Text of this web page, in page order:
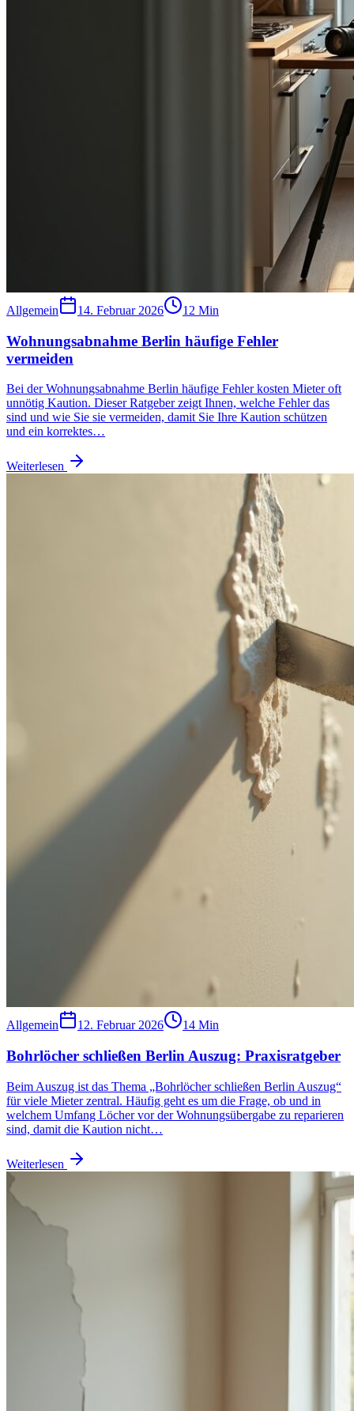
Allgemein 14. Februar 2026 12 Min
Wohnungsabnahme Berlin häufige Fehler
vermeiden
Bei der Wohnungsabnahme Berlin häufige Fehler kosten Mieter oft
unnötig Kaution. Dieser Ratgeber zeigt Ihnen, welche Fehler das
sind und wie Sie sie vermeiden, damit Sie Ihre Kaution schützen
und ein korrektes…
Weiterlesen
Allgemein 12. Februar 2026 14 Min
Bohrlöcher schließen Berlin Auszug: Praxisratgeber
Beim Auszug ist das Thema „Bohrlöcher schließen Berlin Auszug“
für viele Mieter zentral. Häufig geht es um die Frage, ob und in
welchem Umfang Löcher vor der Wohnungsübergabe zu reparieren
sind, damit die Kaution nicht…
Weiterlesen